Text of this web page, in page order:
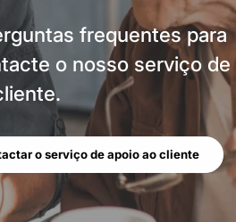
frequentes para
o nosso serviço de
o serviço de apoio ao cliente